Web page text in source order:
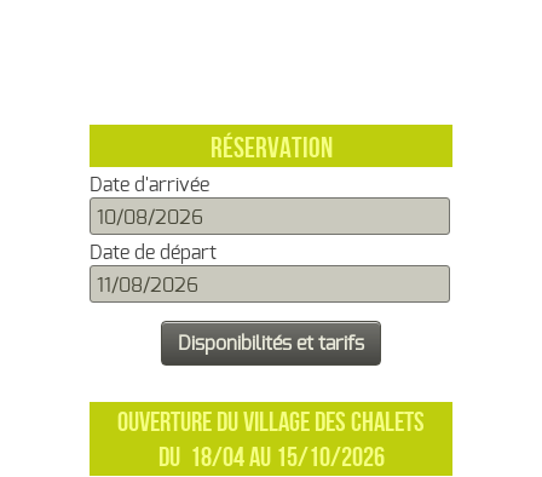
RÉSERVATION
Date d'arrivée
Date de départ
OUVERTURE DU VILLAGE DES CHALETS
DU 18/04 AU 15/10/2026